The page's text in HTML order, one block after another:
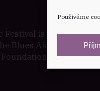
Používáme
Festival is a proud
Blues Alive award
in Memphis.